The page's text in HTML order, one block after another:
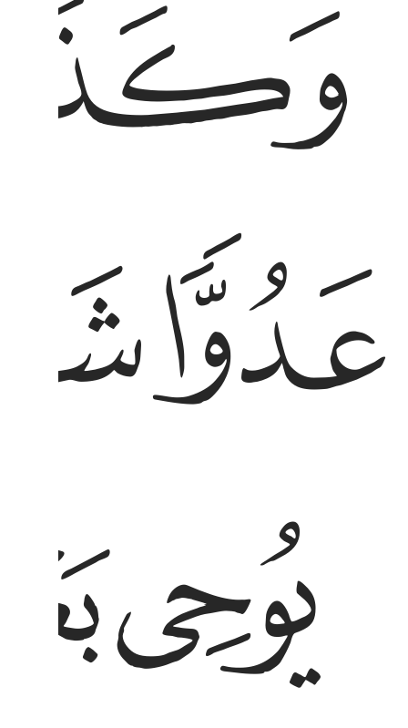
عَدُوًّۭا شَيَـٰطِينَ ٱلْإِنسِ وَٱلْجِنِّ يُوحِى بَعْضُهُمْ إِلَىٰ بَعْضٍۢ
ﱝ
ﱡ